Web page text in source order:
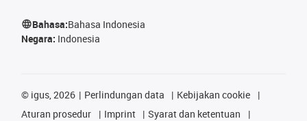
Bahasa:Bahasa Indonesia
Negara: Indonesia
© igus, 2026 Perlindungan data
Kebijakan cookie
Aturan prosedur
Imprint
Syarat dan ketentuan